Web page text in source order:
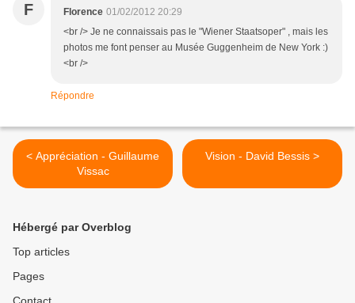
F Florence 01/02/2012 20:29
<br /> Je ne connaissais pas le "Wiener Staatsoper" , mais les
photos me font penser au Musée Guggenheim de New York :)
<br />
Répondre
< Appréciation - Guillaume
Vissac
Vision - David Bessis >
Hébergé par Overblog
Top articles
Pages